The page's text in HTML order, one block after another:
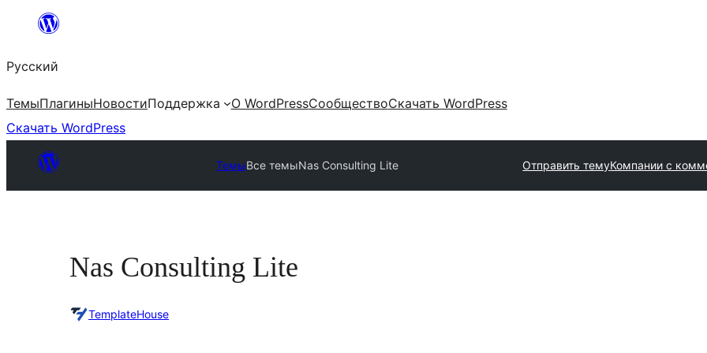
Перейти
содержимому
Русский
ТемыПлагиныНовостиПоддержка О WordPressСообществоСкачать WordPress
Скачать WordPress
ТемыВсе темыNas Consulting Lite Отправить темуКомпании с
Nas Consulting Lite
TemplateHouse